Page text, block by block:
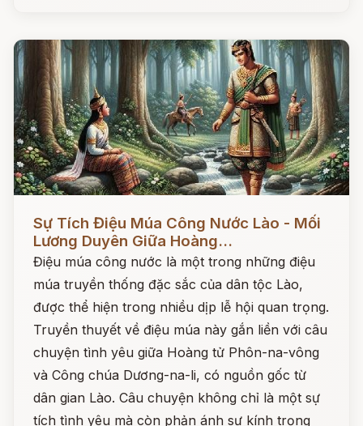
Sự Tích Điệu Múa Công Nước Lào - Mối
Lương Duyên Giữa Hoàng...
Điệu múa công nước là một trong những điệu
múa truyền thống đặc sắc của dân tộc Lào,
được thể hiện trong nhiều dịp lễ hội quan trọng.
Truyền thuyết về điệu múa này gắn liền với câu
chuyện tình yêu giữa Hoàng tử Phôn-na-vông
và Công chúa Dương-na-li, có nguồn gốc từ
dân gian Lào. Câu chuyện không chỉ là một sự
tích tình yêu mà còn phản ánh sự kính trọng